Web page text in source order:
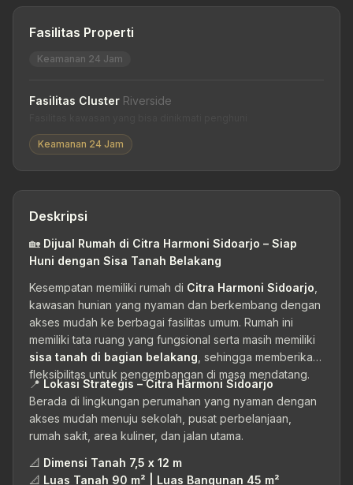
Fasilitas Properti
Keamanan 24 Jam
Fasilitas Cluster Riverside
Keamanan 24 Jam
Deskripsi
🏡 Dijual Rumah di Citra Harmoni Sidoarjo – Siap
Huni dengan Sisa Tanah Belakang
Kesempatan memiliki rumah di Citra Harmoni Sidoarjo
kawasan hunian yang nyaman dan berkembang dengan
akses mudah ke berbagai fasilitas umum. Rumah ini
memiliki tata ruang yang fungsional serta masih memiliki
sisa tanah di bagian belakang , sehingga memberikan
fleksibilitas untuk pengembangan di masa mendatang.
📍 Lokasi Strategis – Citra Harmoni Sidoarjo
Berada di lingkungan perumahan yang nyaman dengan
akses mudah menuju sekolah, pusat perbelanjaan,
rumah sakit, area kuliner, dan jalan utama.
📐 Dimensi Tanah 7,5 x 12 m
📐 Luas Tanah 90 m² | Luas Bangunan 45 m²